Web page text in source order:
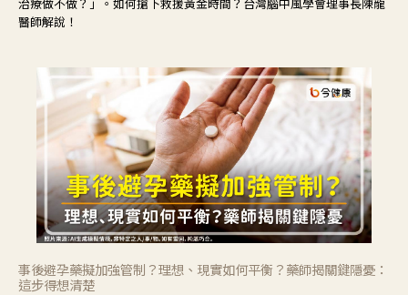
醫師解說！
事後避孕藥擬加強管制？理想、現實如何平衡？藥師揭關鍵隱憂：
這步得想清楚